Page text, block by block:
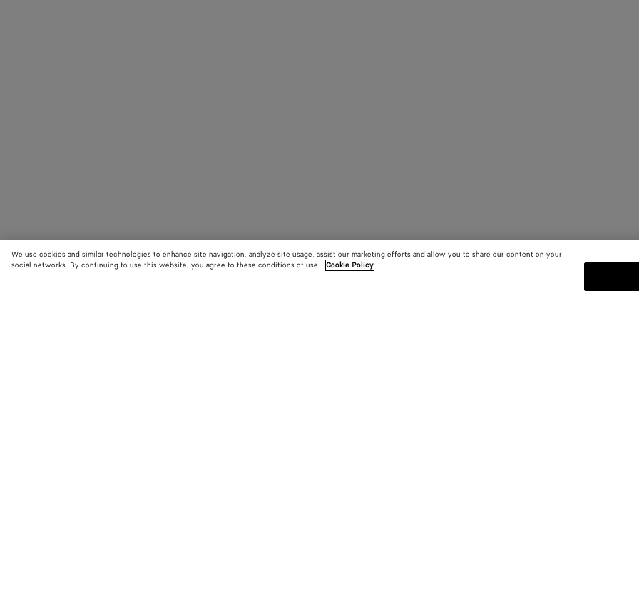
We use cookies and similar technologies to enhance site navigation, analyze site usage, assist our marketing efforts and allow you to share our content on your
social networks. By continuing to use this website, you agree to these conditions of use.
Cookie Policy